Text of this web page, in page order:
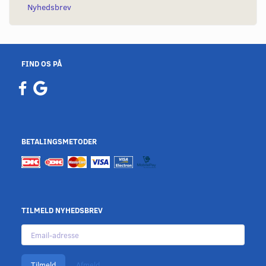
Nyhedsbrev
FIND OS PÅ
BETALINGSMETODER
TILMELD NYHEDSBREV
Email-
adresse